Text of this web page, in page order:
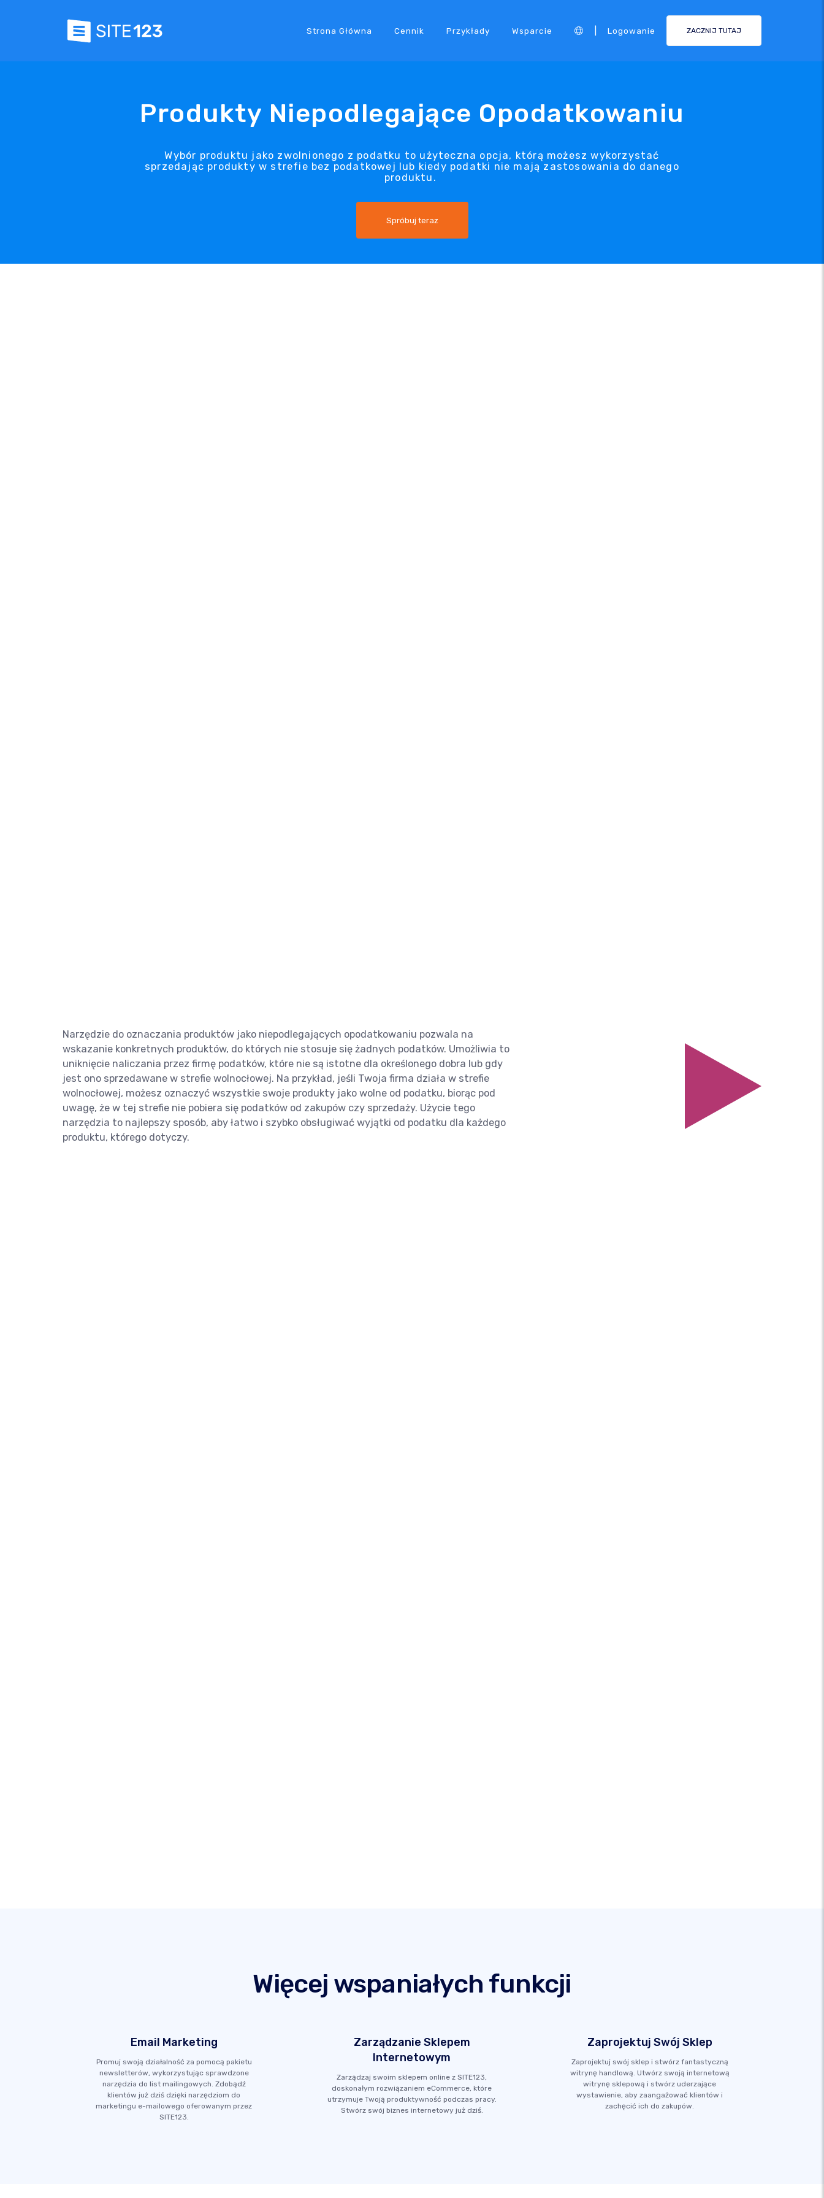
Strona Główna Cennik Przykłady Wsparcie Logowanie ZACZNIJ TUTAJ
Produkty Niepodlegające Opodatkowaniu
Wybór produktu jako zwolnionego z podatku to użyteczna opcja, którą możesz wykorzystać
sprzedając produkty w strefie bez podatkowej lub kiedy podatki nie mają zastosowania do danego
produktu.
Spróbuj teraz
Narzędzie do oznaczania produktów jako niepodlegających opodatkowaniu pozwala na
wskazanie konkretnych produktów, do których nie stosuje się żadnych podatków. Umożliwia to
uniknięcie naliczania przez firmę podatków, które nie są istotne dla określonego dobra lub gdy
jest ono sprzedawane w strefie wolnocłowej. Na przykład, jeśli Twoja firma działa w strefie
wolnocłowej, możesz oznaczyć wszystkie swoje produkty jako wolne od podatku, biorąc pod
uwagę, że w tej strefie nie pobiera się podatków od zakupów czy sprzedaży. Użycie tego
narzędzia to najlepszy sposób, aby łatwo i szybko obsługiwać wyjątki od podatku dla każdego
produktu, którego dotyczy.
Więcej wspaniałych funkcji
Email Marketing
Promuj swoją działalność za pomocą pakietu
newsletterów, wykorzystując sprawdzone
narzędzia do list mailingowych. Zdobądź
klientów już dziś dzięki narzędziom do
marketingu e-mailowego oferowanym przez
SITE123.
Zarządzanie Sklepem
Internetowym
Zarządzaj swoim sklepem online z SITE123,
doskonałym rozwiązaniem eCommerce, które
utrzymuje Twoją produktywność podczas pracy.
Stwórz swój biznes internetowy już dziś.
Zaprojektuj Swój Sklep
Zaprojektuj swój sklep i stwórz fantastyczną
witrynę handlową. Utwórz swoją internetową
witrynę sklepową i stwórz uderzające
wystawienie, aby zaangażować klientów i
zachęcić ich do zakupów.